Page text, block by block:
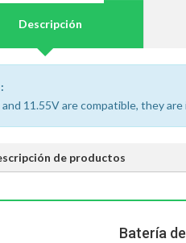
Descripción
and 11.55V are compatible, they are
de productos
Batería